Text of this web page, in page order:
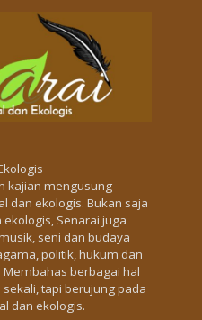
kajian mengusung
dan ekologis. Bukan saja
Senarai juga
seni dan budaya
politik, hukum dan
berbagai hal
tapi berujung pada
dan ekologis.